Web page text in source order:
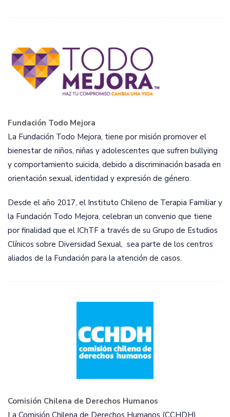
Fundación Todo Mejora
La Fundación Todo Mejora, tiene por misión promover el
bienestar de niños, niñas y adolescentes que sufren bullying
y comportamiento suicida, debido a discriminación basada en
orientación sexual, identidad y expresión de género.
Desde el año 2017, el Instituto Chileno de Terapia Familiar y
la Fundación Todo Mejora, celebran un convenio que tiene
por finalidad que el IChTF a través de su Grupo de Estudios
Clínicos sobre Diversidad Sexual, sea parte de los centros
aliados de la Fundación para la atención de casos.
Comisión Chilena de Derechos Humanos
La Comisión Chilena de Derechos Humanos (CCHDH)